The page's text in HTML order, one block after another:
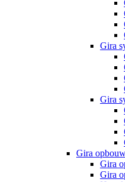
Gira
Gira
Gira
Gira
Gira